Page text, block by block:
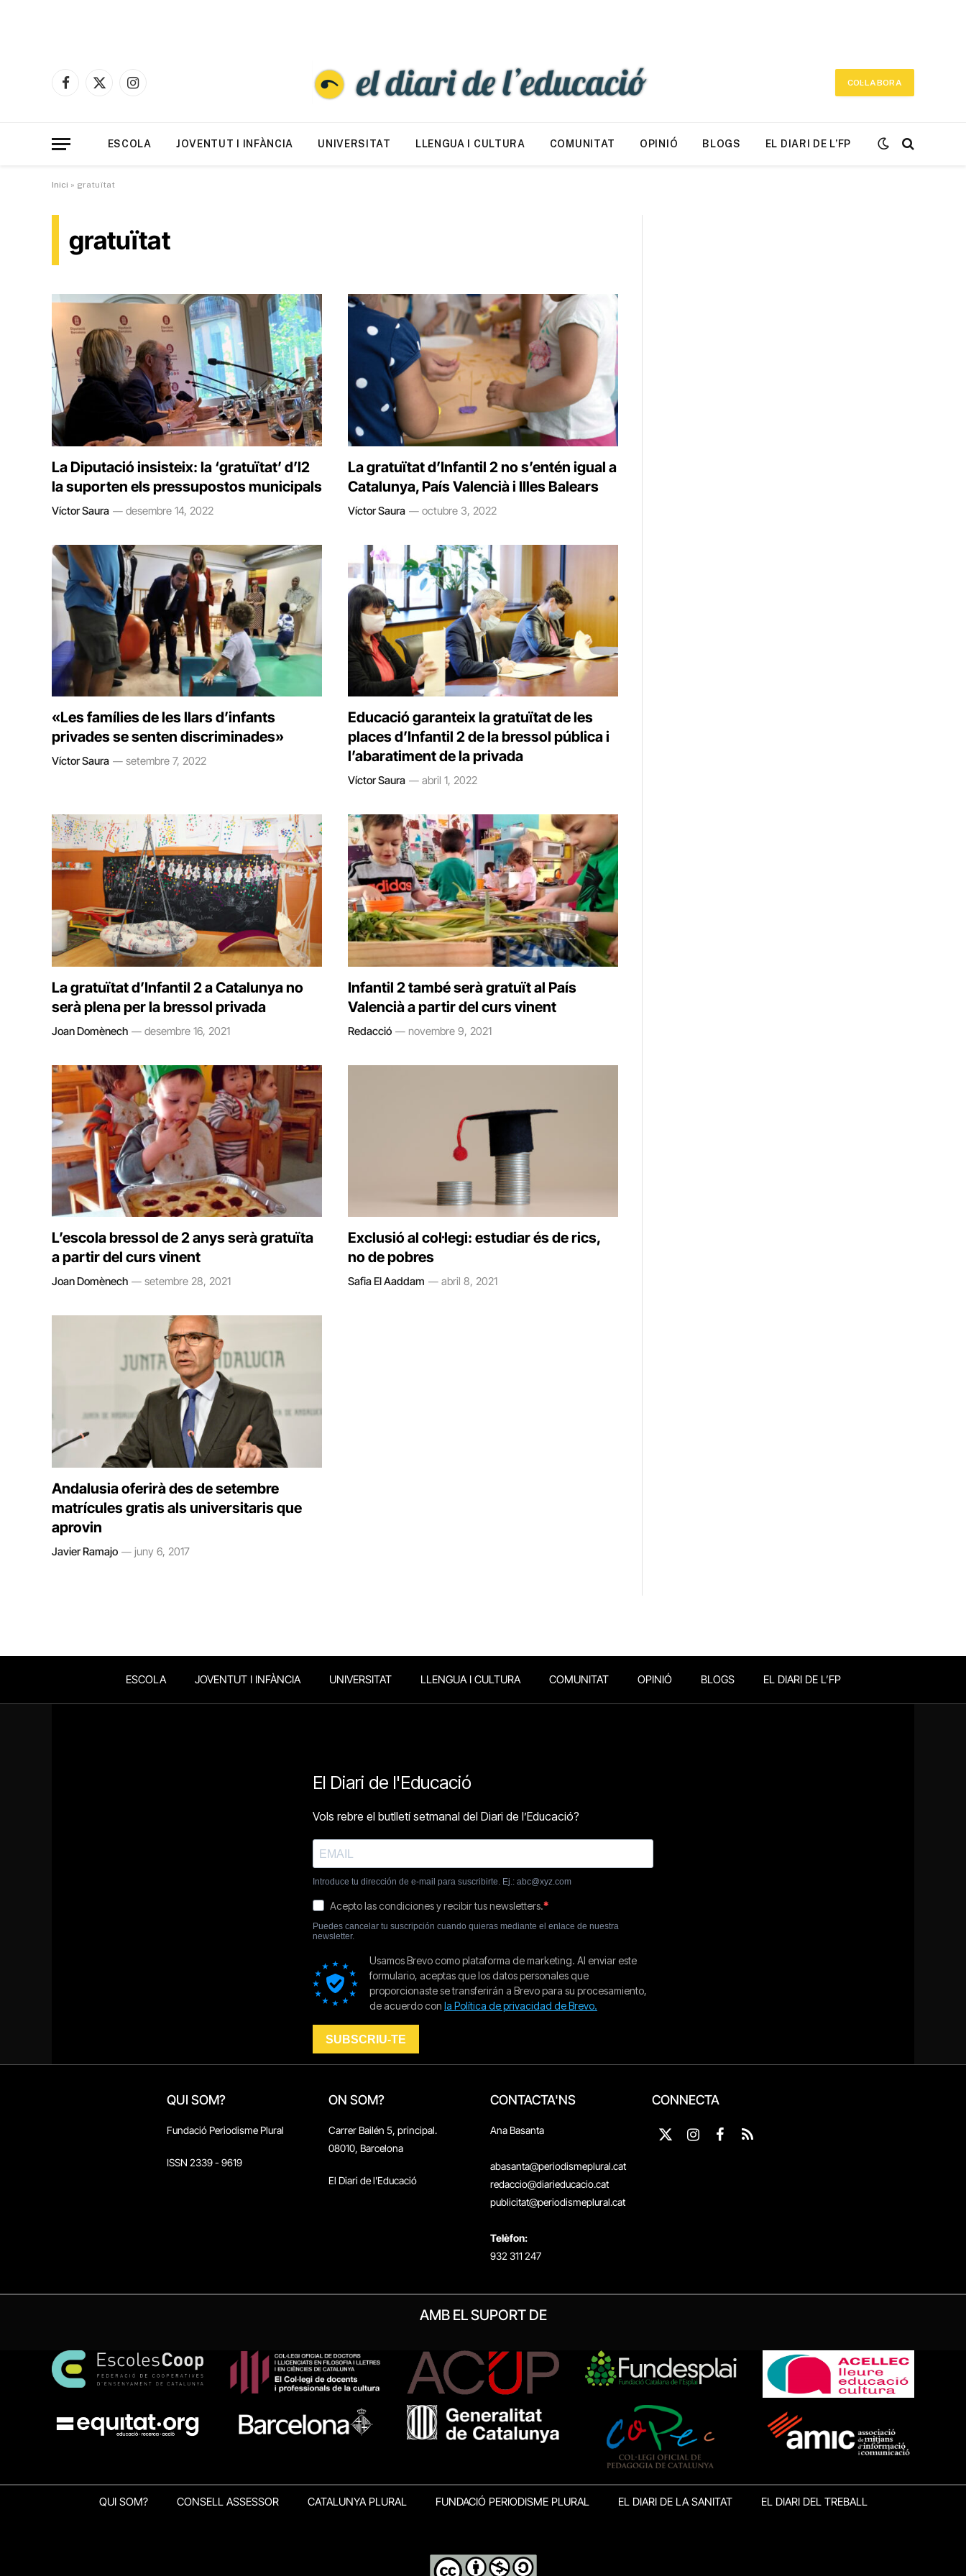
Facebook
X
Instagram
COL·LABORA
ESCOLA JOVENTUT I INFÀNCIA UNIVERSITAT LLENGUA I CULTURA COMUNITAT OPINIÓ BLOGS EL DIARI DE L’FP
Inici » gratuïtat
gratuïtat
La Diputació insisteix: la ‘gratuïtat’ d’I2
la suporten els pressupostos municipals
Víctor Saura desembre 14, 2022
La gratuïtat d’Infantil 2 no s’entén igual a
Catalunya, País Valencià i Illes Balears
Víctor Saura octubre 3, 2022
«Les famílies de les llars d’infants
privades se senten discriminades»
Víctor Saura setembre 7, 2022
Educació garanteix la gratuïtat de les
places d’Infantil 2 de la bressol pública i
l’abaratiment de la privada
Víctor Saura abril 1, 2022
La gratuïtat d’Infantil 2 a Catalunya no
serà plena per la bressol privada
Joan Domènech desembre 16, 2021
Infantil 2 també serà gratuït al País
Valencià a partir del curs vinent
Redacció novembre 9, 2021
L’escola bressol de 2 anys serà gratuïta
a partir del curs vinent
Joan Domènech setembre 28, 2021
Exclusió al col·legi: estudiar és de rics,
no de pobres
Safia El Aaddam abril 8, 2021
Andalusia oferirà des de setembre
matrícules gratis als universitaris que
aprovin
Javier Ramajo juny 6, 2017
ESCOLA JOVENTUT I INFÀNCIA UNIVERSITAT LLENGUA I CULTURA COMUNITAT OPINIÓ BLOGS EL DIARI DE L’FP
QUI SOM?
Fundació Periodisme Plural
ISSN 2339 - 9619
ON SOM?
Carrer Bailén 5, principal.
08010, Barcelona
El Diari de l'Educació
CONTACTA'NS
Ana Basanta
abasanta@periodismeplural.cat
redaccio@diarieducacio.cat
publicitat@periodismeplural.cat
Telèfon:
932 311 247
CONNECTA
X
Instagram
Facebook
RSS
AMB EL SUPORT DE
QUI SOM? CONSELL ASSESSOR CATALUNYA PLURAL FUNDACIÓ PERIODISME PLURAL EL DIARI DE LA SANITAT EL DIARI DEL TREBALL